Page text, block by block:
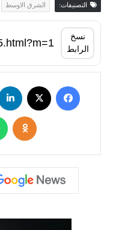
التصنيفات: الشرق الاوسط
نسخ
الرابط